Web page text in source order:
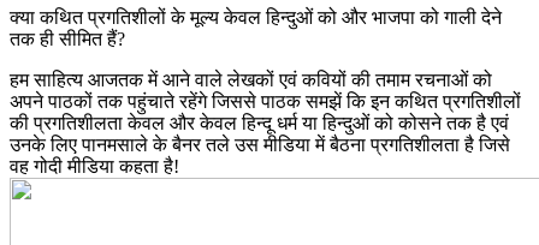
क्या कथित प्रगतिशीलों के मूल्य केवल हिन्दुओं को और भाजपा को गाली देने
तक ही सीमित हैं?
हम साहित्य आजतक में आने वाले लेखकों एवं कवियों की तमाम रचनाओं को
अपने पाठकों तक पहुंचाते रहेंगे जिससे पाठक समझें कि इन कथित प्रगतिशीलों
की प्रगतिशीलता केवल और केवल हिन्दू धर्म या हिन्दुओं को कोसने तक है एवं
उनके लिए पानमसाले के बैनर तले उस मीडिया में बैठना प्रगतिशीलता है जिसे
वह गोदी मीडिया कहता है!